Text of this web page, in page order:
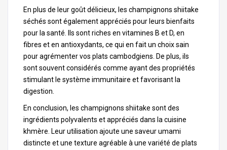
En plus de leur goût délicieux, les champignons shiitake
séchés sont également appréciés pour leurs bienfaits
pour la santé. Ils sont riches en vitamines B et D, en
fibres et en antioxydants, ce qui en fait un choix sain
pour agrémenter vos plats cambodgiens. De plus, ils
sont souvent considérés comme ayant des propriétés
stimulant le système immunitaire et favorisant la
digestion.
En conclusion, les champignons shiitake sont des
ingrédients polyvalents et appréciés dans la cuisine
khmère. Leur utilisation ajoute une saveur umami
distincte et une texture agréable à une variété de plats